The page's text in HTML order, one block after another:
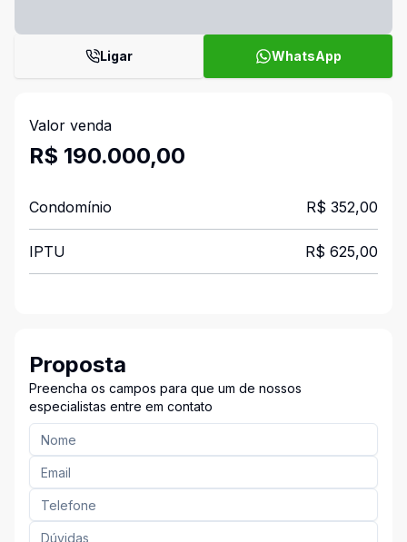
Ligar WhatsApp
Valor venda
R$ 190.000,00
Condomínio R$ 352,00
IPTU R$ 625,00
Proposta
Preencha os campos para que um de nossos
especialistas entre em contato